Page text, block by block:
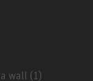
wall (1)